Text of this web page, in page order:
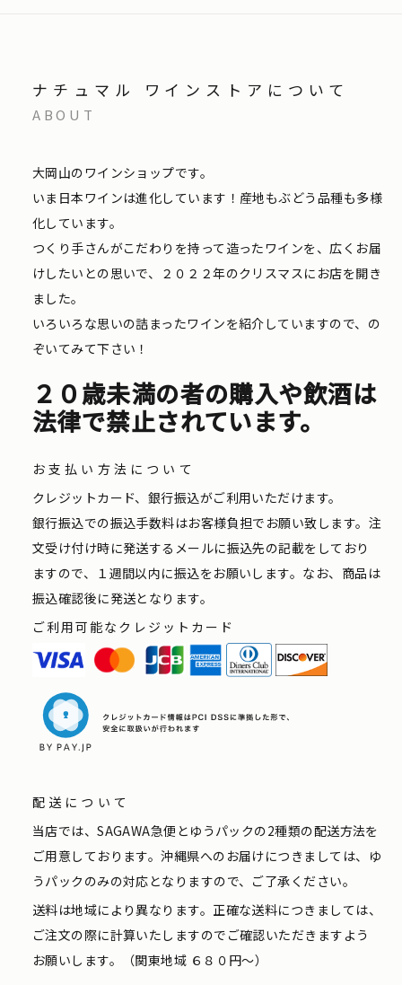
ナチュマル ワインストアについて
ABOUT
大岡山のワインショップです。
いま日本ワインは進化しています！産地もぶどう品種も多様
化しています。
つくり手さんがこだわりを持って造ったワインを、広くお届
けしたいとの思いで、２０２２年のクリスマスにお店を開き
ました。
いろいろな思いの詰まったワインを紹介していますので、の
ぞいてみて下さい！
２０歳未満の者の購入や飲酒は
法律で禁止されています。
お支払い方法について
クレジットカード、銀行振込がご利用いただけます。
銀行振込での振込手数料はお客様負担でお願い致します。注
文受け付け時に発送するメールに振込先の記載をしており
ますので、１週間以内に振込をお願いします。なお、商品は
振込確認後に発送となります。
ご利用可能なクレジットカード
配送について
当店では、SAGAWA急便とゆうパックの2種類の配送方法を
ご用意しております。沖縄県へのお届けにつきましては、ゆ
うパックのみの対応となりますので、ご了承ください。
送料は地域により異なります。正確な送料につきましては、
ご注文の際に計算いたしますのでご確認いただきますよう
お願いします。（関東地域 ６８０円〜）